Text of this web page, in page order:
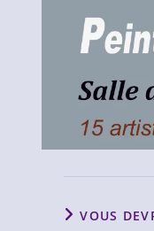
VOUS